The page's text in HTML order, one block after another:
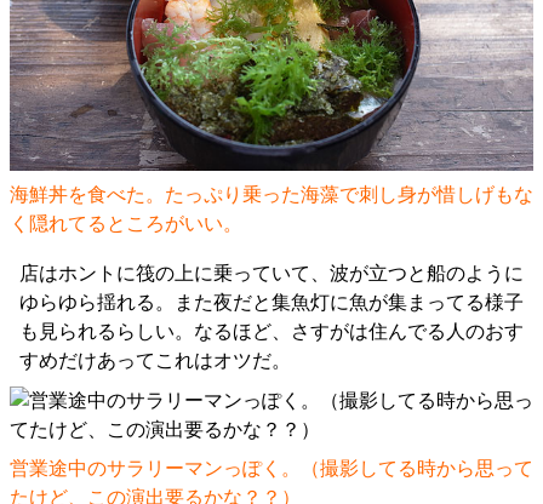
海鮮丼を食べた。たっぷり乗った海藻で刺し身が惜しげもな
く隠れてるところがいい。
店はホントに筏の上に乗っていて、波が立つと船のように
ゆらゆら揺れる。また夜だと集魚灯に魚が集まってる様子
も見られるらしい。なるほど、さすがは住んでる人のおす
すめだけあってこれはオツだ。
営業途中のサラリーマンっぽく。（撮影してる時から思って
たけど、この演出要るかな？？）